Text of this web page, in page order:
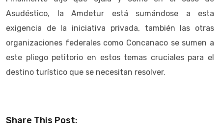
Asudéstico, la Amdetur está sumándose a esta
exigencia de la iniciativa privada, también las otras
organizaciones federales como Concanaco se sumen a
este pliego petitorio en estos temas cruciales para el
destino turístico que se necesitan resolver.
Share This Post: